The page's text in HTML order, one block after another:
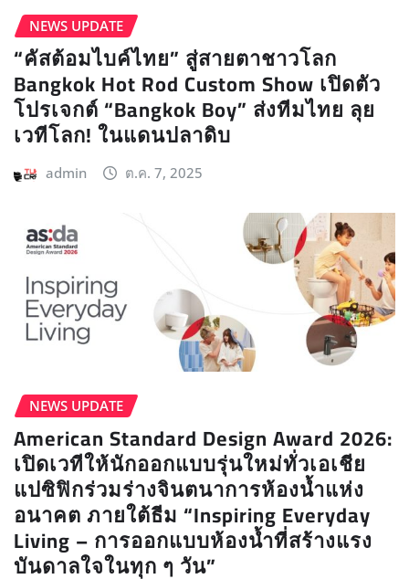
NEWS UPDATE​
“คัสต้อมไบค์ไทย” สู่สายตาชาวโลก
Bangkok Hot Rod Custom Show เปิดตัว
โปรเจกต์ “Bangkok Boy” ส่งทีมไทย ลุย
เวทีโลก! ในแดนปลาดิบ
admin ต.ค. 7, 2025
NEWS UPDATE​
American Standard Design Award 2026:
เปิดเวทีให้นักออกแบบรุ่นใหม่ทั่วเอเชีย
แปซิฟิกร่วมร่างจินตนาการห้องน้ำแห่ง
อนาคต ภายใต้ธีม “Inspiring Everyday
Living – การออกแบบห้องน้ำที่สร้างแรง
บันดาลใจในทุก ๆ วัน”